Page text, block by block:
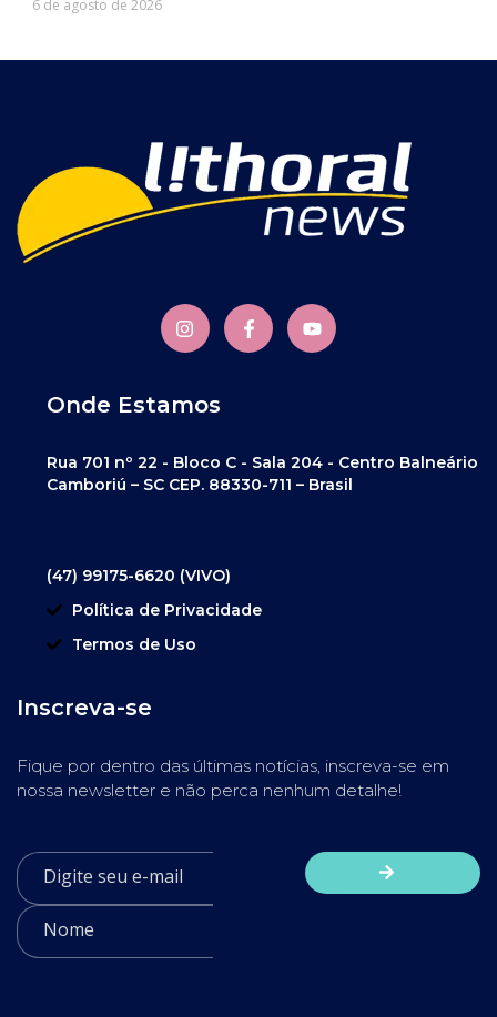
6 de agosto de 2026
Onde Estamos
Rua 701 nº 22 - Bloco C - Sala 204 - Centro Balneário
Camboriú – SC CEP. 88330-711 – Brasil
(47) 99175-6620 (VIVO)
Política de Privacidade
Termos de Uso
Inscreva-se
Fique por dentro das últimas notícias, inscreva-se em
nossa newsletter e não perca nenhum detalhe!